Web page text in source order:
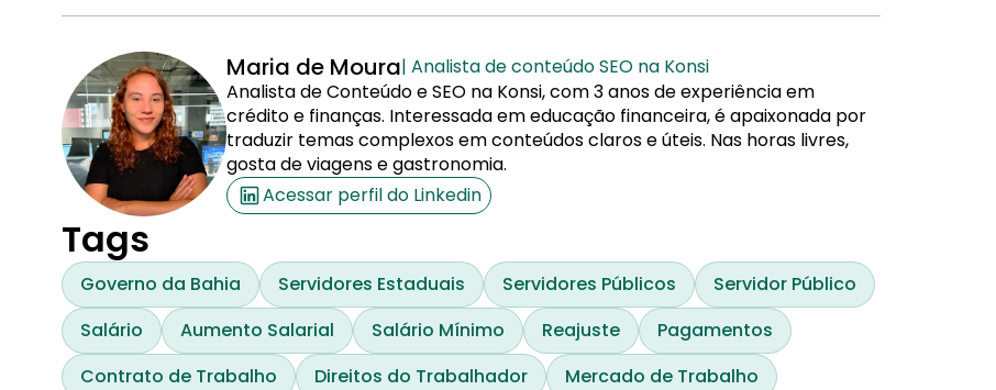
Maria de Moura| Analista de conteúdo SEO na Konsi
Analista de Conteúdo e SEO na Konsi, com 3 anos de experiência em
crédito e finanças. Interessada em educação financeira, é apaixonada por
traduzir temas complexos em conteúdos claros e úteis. Nas horas livres,
gosta de viagens e gastronomia.
Acessar perfil do Linkedin
Tags
Governo da Bahia Servidores Estaduais Servidores Públicos
Servidor Público
Salário
Aumento Salarial Salário Mínimo Reajuste
Pagamentos
Contrato de Trabalho
Direitos do Trabalhador
Mercado de Trabalho